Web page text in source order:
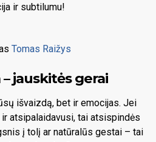
ir subtilumu!
Tomas Raižys
jauskitės gerai
išvaizdą, bet ir emocijas. Jei
atsipalaidavusi, tai atsispindės
į tolį ar natūralūs gestai – tai